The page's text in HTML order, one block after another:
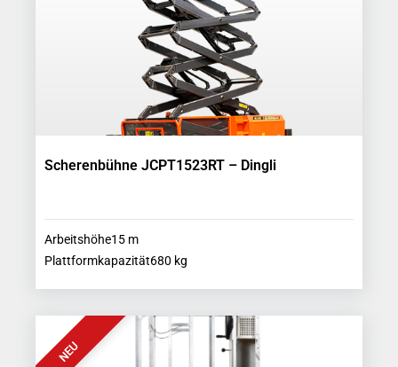
Scherenbühne JCPT1523RT – Dingli
Arbeitshöhe15 m
Plattformkapazität680 kg
NEU